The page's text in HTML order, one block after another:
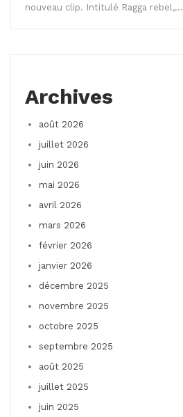
nouveau clip. Intitulé Ragga rebel,…
Archives
août 2026
juillet 2026
juin 2026
mai 2026
avril 2026
mars 2026
février 2026
janvier 2026
décembre 2025
novembre 2025
octobre 2025
septembre 2025
août 2025
juillet 2025
juin 2025